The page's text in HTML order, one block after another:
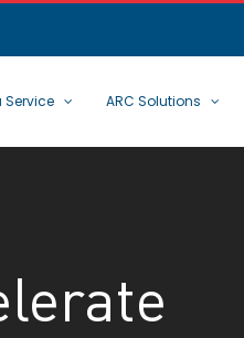
Service ARC Solutions